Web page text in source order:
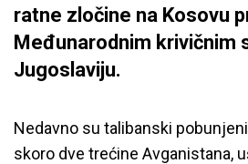
ratne zločine na Kosovu
Međunarodnim krivičnim
Jugoslaviju.
Nedavno su talibanski
skoro dve trećine Avganistana,